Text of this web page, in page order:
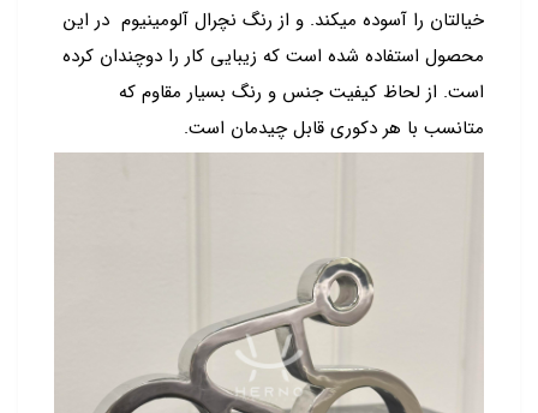
خیالتان را آسوده میکند. و از رنگ نچرال آلومینیوم در این
محصول استفاده شده است که زیبایی کار را دوچندان کرده
است. از لحاظ کیفیت جنس و رنگ بسیار مقاوم که
متانسب با هر دکوری قابل چیدمان است.